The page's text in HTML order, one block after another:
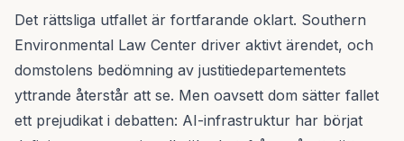
Det rättsliga utfallet är fortfarande oklart. Southern
Environmental Law Center driver aktivt ärendet, och
domstolens bedömning av justitiedepartementets
yttrande återstår att se. Men oavsett dom sätter fallet
ett prejudikat i debatten: AI-infrastruktur har börjat